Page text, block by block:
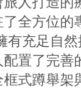
全方位的
有充足自
置了完善
式蹲舉架